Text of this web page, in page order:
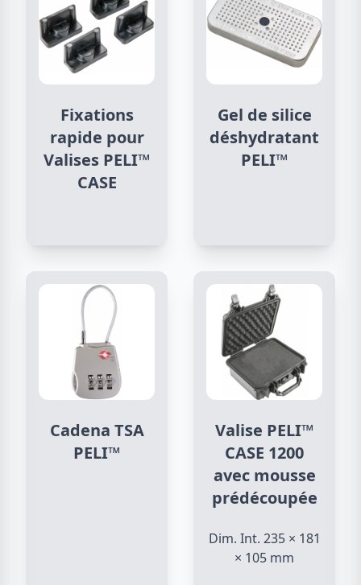
Fixations
rapide pour
Valises PELI™
CASE
Gel de silice
déshydratant
PELI™
Cadena TSA
PELI™
Valise PELI™
CASE 1200
avec mousse
prédécoupée
Dim. Int. 235 × 181
× 105 mm